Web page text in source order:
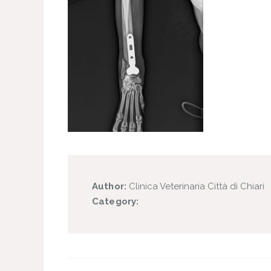
Author: Clinica Veterinaria Città di Chiari
Category: